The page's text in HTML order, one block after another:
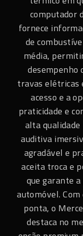
computador
fornece
de
média,
desempenho
travas elétricas
acesso e a
praticidade e
alta
auditiva
agradável e
aceita troca e
que garante a
automóvel.
ponta, o
destaca no